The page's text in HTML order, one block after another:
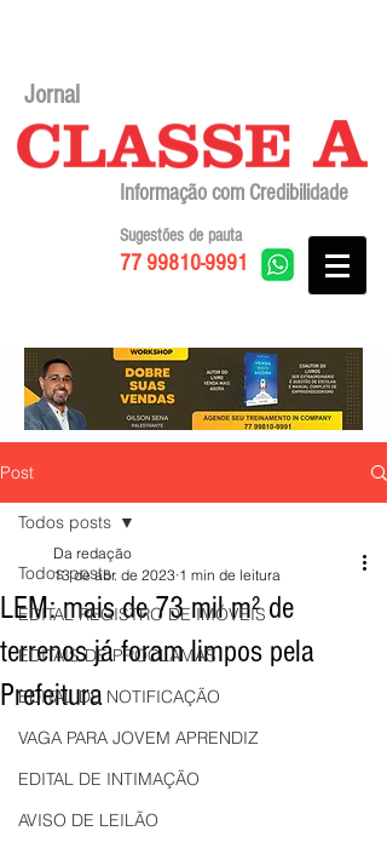
Jornal
Informação com Credibilidade
77 99810-9991
Sugestões de pauta
Post
Todos posts
EDITAL REGISTRO DE IMÓVEIS
EDITAIS DE PROCLAMAS
EDITAL DE NOTIFICAÇÃO
VAGA PARA JOVEM APRENDIZ
EDITAL DE INTIMAÇÃO
AVISO DE LEILÃO
Todos posts
LEM: mais de 73 mil m² de
terrenos já foram limpos pela
Prefeitura
Da redação
13 de abr. de 2023 1 min de leitura